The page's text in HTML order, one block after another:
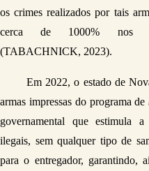
os crimes realizados por tais
cerca de 1000% nos
(TABACHNICK, 2023).
Em 2022, o estado de
armas impressas do programa de
governamental que estimula
ilegais, sem qualquer tipo de
para o entregador, garantindo,